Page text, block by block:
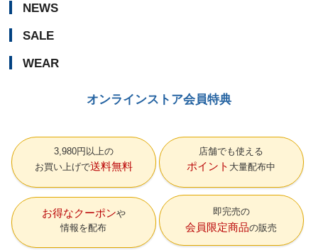
NEWS
SALE
WEAR
オンラインストア会員特典
3,980円以上の
お買い上げで送料無料
店舗でも使える
ポイント 大量配布中
お得なクーポン
情報を配布
即完売の
会員限定商品の販売